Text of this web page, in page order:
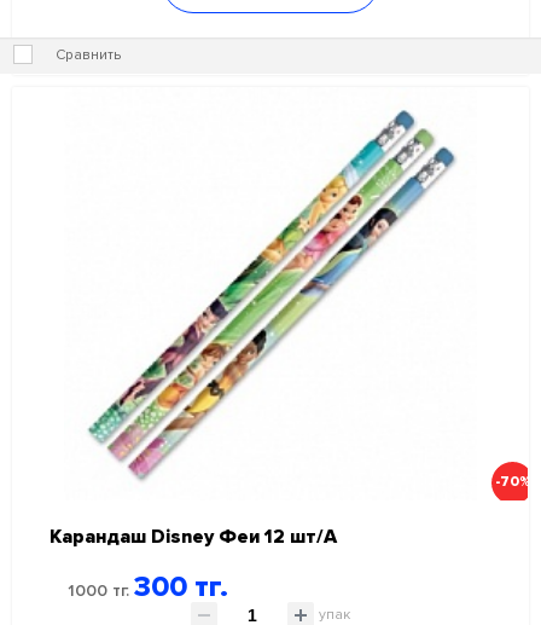
Сравнить
-70%
Карандаш Disney Феи 12 шт/А
1000 тг. 300 тг.
упак